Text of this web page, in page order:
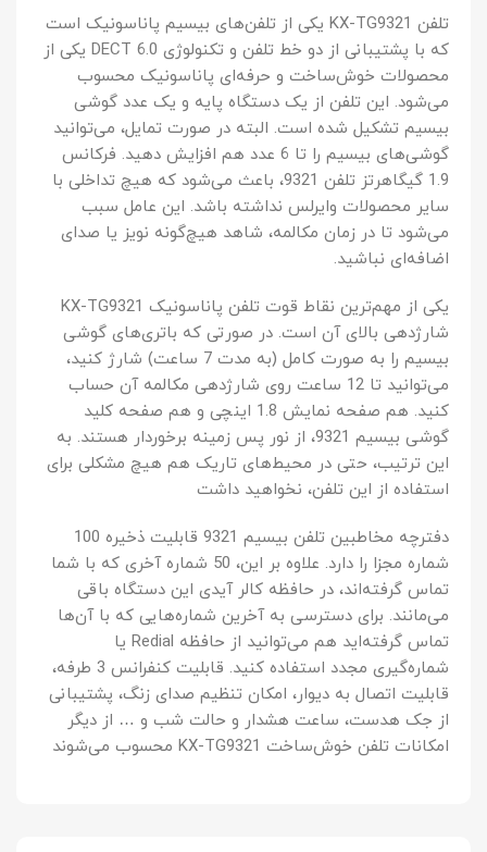
تلفن KX-TG9321 یکی از تلفن‌های بیسیم پاناسونیک است
که با پشتیبانی از دو خط تلفن و تکنولوژی DECT 6.0 یکی از
محصولات خوش‌ساخت و حرفه‌ای پاناسونیک محسوب
می‌شود. این تلفن از یک دستگاه پایه و یک عدد گوشی
بیسیم تشکیل شده است. البته در صورت تمایل، می‌توانید
گوشی‌های بیسیم را تا 6 عدد هم افزایش دهید. فرکانس
1.9 گیگاهرتز تلفن 9321، باعث می‌شود که هیچ تداخلی با
سایر محصولات وایرلس نداشته باشد. این عامل سبب
می‌شود تا در زمان مکالمه، شاهد هیچ‌گونه نویز یا صدای
اضافه‌ای نباشید.
یکی از مهم‌ترین نقاط قوت تلفن پاناسونیک KX-TG9321
شارژدهی بالای آن است. در صورتی که باتری‌های گوشی
بیسیم را به صورت کامل (به مدت 7 ساعت) شارژ کنید،
می‌توانید تا 12 ساعت روی شارژدهی مکالمه آن حساب
کنید. هم صفحه نمایش 1.8 اینچی و هم صفحه کلید
گوشی بیسیم 9321، از نور پس زمینه برخوردار هستند. به
این ترتیب، حتی در محیط‌های تاریک هم هیچ مشکلی برای
استفاده از این تلفن، نخواهید داشت
دفترچه مخاطبین تلفن بیسیم 9321 قابلیت ذخیره 100
شماره مجزا را دارد. علاوه بر این، 50 شماره آخری که با شما
تماس گرفته‌اند، در حافظه کالر آیدی این دستگاه باقی
می‌مانند. برای دسترسی به آخرین شماره‌هایی که با آن‌ها
تماس گرفته‌‌اید هم می‌توانید از حافظه Redial یا
شماره‌گیری مجدد استفاده کنید. قابلیت کنفرانس 3 طرفه،
قابلیت اتصال به دیوار، امکان تنظیم صدای زنگ، پشتیبانی
از جک هدست، ساعت هشدار و حالت شب و … از دیگر
امکانات تلفن خوش‌ساخت KX-TG9321 محسوب می‌شوند